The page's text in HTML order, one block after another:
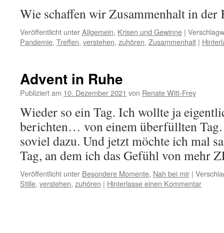
Wie schaffen wir Zusammenhalt in
Veröffentlicht unterAllgemein, Krisen und Gewinne |
Pandemie, Treffen, verstehen, zuhören, Zusammenhalt |
Advent in Ruhe
Publiziert am 10. Dezember 2021 von Renate Witt-Frey
Wieder so ein Tag. Ich wollte ja
berichten… von einem überfüllten
soviel dazu. Und jetzt möchte ich mal
Tag, an dem ich das Gefühl von
Veröffentlicht unter Besondere Momente, Nah bei mir |
Stille, verstehen, zuhören | Hinterlasse einen Kommentar